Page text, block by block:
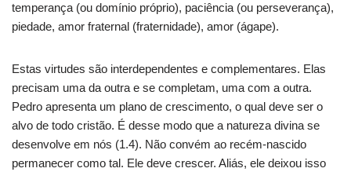
temperança (ou domínio próprio), paciência (ou perseverança),
piedade, amor fraternal (fraternidade), amor (ágape).
Estas virtudes são interdependentes e complementares. Elas
precisam uma da outra e se completam, uma com a outra.
Pedro apresenta um plano de crescimento, o qual deve ser o
alvo de todo cristão. É desse modo que a natureza divina se
desenvolve em nós (1.4). Não convém ao recém-nascido
permanecer como tal. Ele deve crescer. Aliás, ele deixou isso